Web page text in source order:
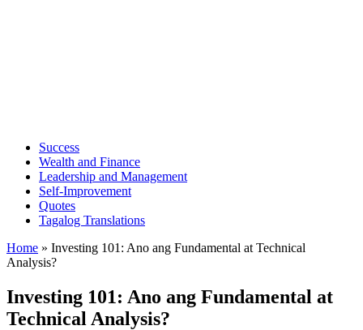
Success
Wealth and Finance
Leadership and Management
Self-Improvement
Quotes
Tagalog Translations
Home » Investing 101: Ano ang Fundamental at Technical
Analysis?
Investing 101: Ano ang Fundamental at
Technical Analysis?